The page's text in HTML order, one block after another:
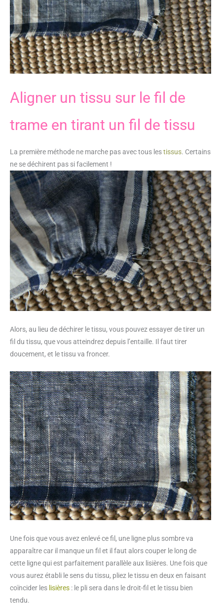
Aligner un tissu sur le fil de
trame en tirant un fil de tissu
La première méthode ne marche pas avec tous lestissus. Certains
ne se déchirent pas si facilement !
Alors, au lieu de déchirer le tissu, vous pouvez essayer de tirer un
fil du tissu, que vous atteindrez depuis l’entaille. Il faut tirer
doucement, et le tissu va froncer.
Une fois que vous avez enlevé ce fil, une ligne plus sombre va
apparaître car il manque un fil et il faut alors couper le long de
cette ligne qui est parfaitement parallèle aux lisières. Une fois que
vous aurez établi le sens du tissu, pliez le tissu en deux en faisant
coïncider les lisières : le pli sera dans le droit-fil et le tissu bien
tendu.